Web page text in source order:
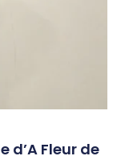
d’A Fleur de